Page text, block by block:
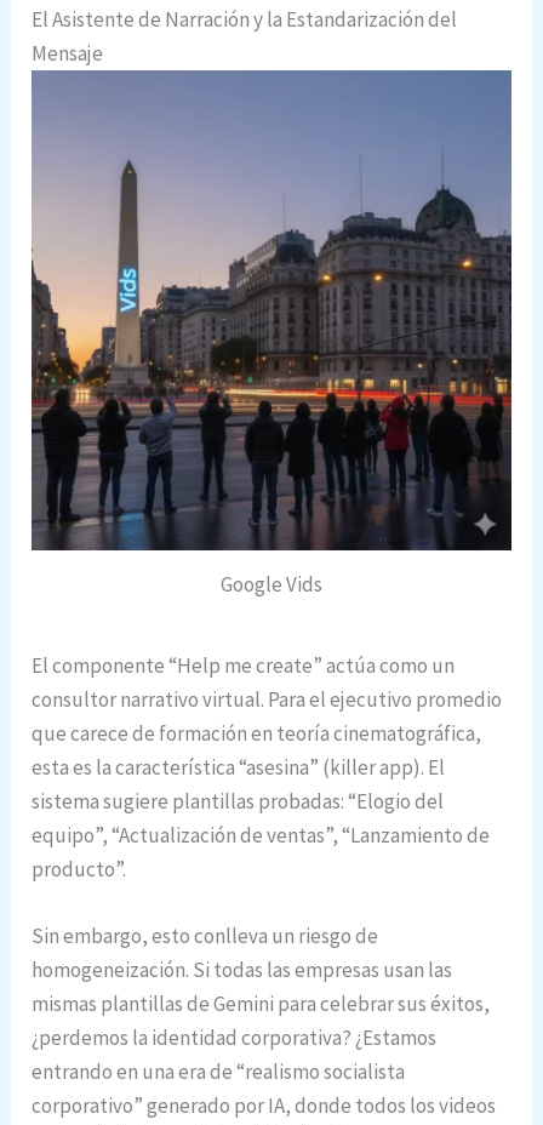
El Asistente de Narración y la Estandarización del
Mensaje
Google Vids
El componente “Help me create” actúa como un
consultor narrativo virtual. Para el ejecutivo promedio
que carece de formación en teoría cinematográfica,
esta es la característica “asesina” (killer app). El
sistema sugiere plantillas probadas: “Elogio del
equipo”, “Actualización de ventas”, “Lanzamiento de
producto”.
Sin embargo, esto conlleva un riesgo de
homogeneización. Si todas las empresas usan las
mismas plantillas de Gemini para celebrar sus éxitos,
¿perdemos la identidad corporativa? ¿Estamos
entrando en una era de “realismo socialista
corporativo” generado por IA, donde todos los videos